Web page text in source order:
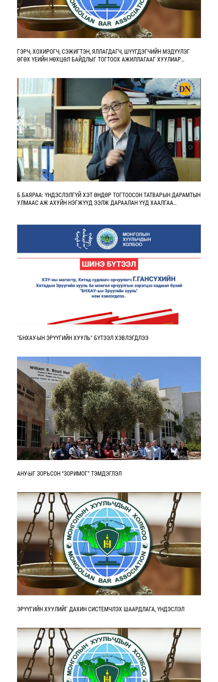
ГЭРЧ, ХОХИРОГЧ, СЭЖИГТЭН, ЯЛЛАГДАГЧ, ШҮҮГДЭГЧИЙН МЭДҮҮЛЭГ
ӨГӨХ ҮЕИЙН НӨХЦӨЛ БАЙДЛЫГ ТОГТООХ АЖИЛЛАГААГ ХУУЛИАР
Б.БАЯРАА: ҮНДЭСЛЭЛГҮЙ ХЭТ ӨНДӨР ТОГТООСОН ТАТВАРЫН ДАРАМТЫН
УЛМААС АЖ АХУЙН НЭГЖҮҮД ЭЭЛЖ ДАРААЛАН ҮҮД ХААЛГАА
"БНХАУ-ЫН ЭРҮҮГИЙН ХУУЛЬ" БҮТЭЭЛ ХЭВЛЭГДЛЭЭ
АНУ-ЫГ ЗОРЬСОН “ЗОРИМОГ” ТЭМДЭГЛЭЛ
ЭРҮҮГИЙН ХУУЛИЙГ ДАХИН СИСТЕМЧЛЭХ ШААРДЛАГА, ҮНДЭСЛЭЛ